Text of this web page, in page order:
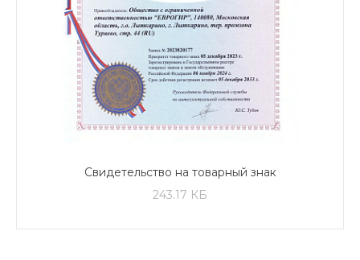
Свидетельство на товарный знак
243.17 КБ